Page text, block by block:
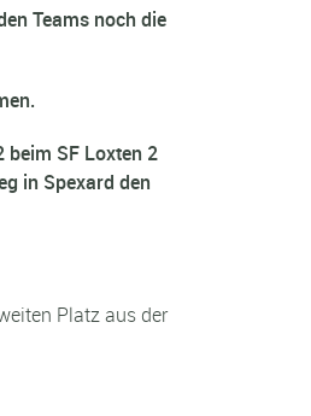
Teams noch die
beim SF Loxten 2
in Spexard den
Platz aus der